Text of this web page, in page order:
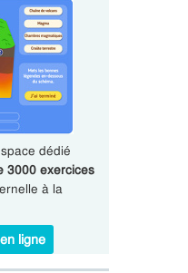
dédié
3000 exercices
à la
ligne